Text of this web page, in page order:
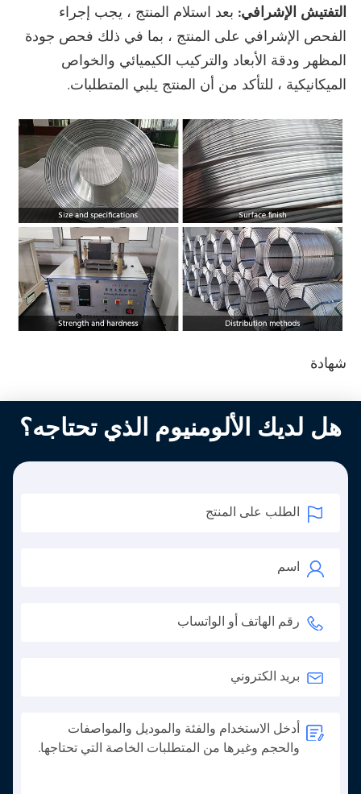
التفتيش الإشرافي: بعد استلام المنتج ، يجب إجراء
الفحص الإشرافي على المنتج ، بما في ذلك فحص جودة
المظهر ودقة الأبعاد والتركيب الكيميائي والخواص
الميكانيكية ، للتأكد من أن المنتج يلبي المتطلبات.
شهادة
هل لديك الألومنيوم الذي تحتاجه؟